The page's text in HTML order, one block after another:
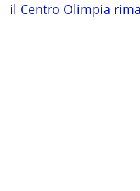
il Centro Olimpia